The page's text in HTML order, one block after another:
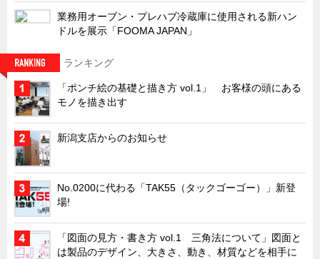
PICK UP NEWS
ポンチ絵の基礎と描き方
図面の見方・書き方
キャビネット工業会規格「CA300」集中講義
ズバッとお悩み解決 テクニカル Q and A
瀧源点回帰
光る技術！未来へのモノづくり
ビジサスニュース
ECOLOGY NEWS SCRAMBLE
わが街わが支店
業務用オーブン・プレハブ冷蔵庫に使用される新ハン
ドルを展示「FOOMA JAPAN」
ランキング
「ポンチ絵の基礎と描き方 vol.1」 お客様の頭にある
モノを描き出す
新潟支店からのお知らせ
No.0200に代わる「TAK55（タックゴーゴー）」新登
場!
「図面の見方・書き方 vol.1 三角法について」図面と
は製品のデザイン、大きさ、動き、材質などを相手に